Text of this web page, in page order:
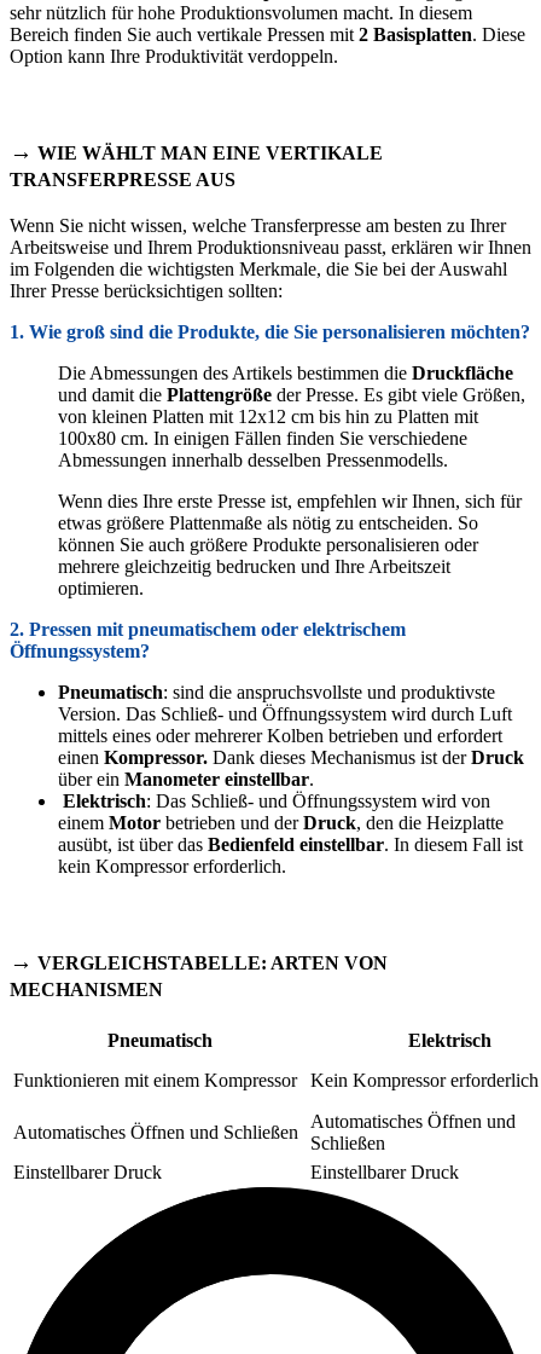
sehr nützlich für hohe Produktionsvolumen macht. In diesem
Bereich finden Sie auch vertikale Pressen mit 2 Basisplatten. Diese
Option kann Ihre Produktivität verdoppeln.
→ WIE WÄHLT MAN EINE VERTIKALE
TRANSFERPRESSE AUS
Wenn Sie nicht wissen, welche Transferpresse am besten zu Ihrer
Arbeitsweise und Ihrem Produktionsniveau passt, erklären wir Ihnen
im Folgenden die wichtigsten Merkmale, die Sie bei der Auswahl
Ihrer Presse berücksichtigen sollten:
1. Wie groß sind die Produkte, die Sie personalisieren möchten?
Die Abmessungen des Artikels bestimmen die Druckfläche
und damit die Plattengröße der Presse. Es gibt viele Größen,
von kleinen Platten mit 12x12 cm bis hin zu Platten mit
100x80 cm. In einigen Fällen finden Sie verschiedene
Abmessungen innerhalb desselben Pressenmodells.
Wenn dies Ihre erste Presse ist, empfehlen wir Ihnen, sich für
etwas größere Plattenmaße als nötig zu entscheiden. So
können Sie auch größere Produkte personalisieren oder
mehrere gleichzeitig bedrucken und Ihre Arbeitszeit
optimieren.
2. Pressen mit pneumatischem oder elektrischem
Öffnungssystem?
Pneumatisch: sind die anspruchsvollste und produktivste
Version. Das Schließ- und Öffnungssystem wird durch Luft
mittels eines oder mehrerer Kolben betrieben und erfordert
einen Kompressor. Dank dieses Mechanismus ist derDruck
über ein Manometer einstellbar.
Elektrisch: Das Schließ- und Öffnungssystem wird von
einem Motor betrieben und derDruck, den die Heizplatte
ausübt, ist über das Bedienfeld einstellbar. In diesem Fall ist
kein Kompressor erforderlich.
→ VERGLEICHSTABELLE: ARTEN VON
MECHANISMEN
Pneumatisch
Elektrisch
Funktionieren mit einem Kompressor
Kein Kompressor erforderlich
Automatisches Öffnen und Schließen
Automatisches Öffnen und
Schließen
Einstellbarer Druck
Einstellbarer Druck